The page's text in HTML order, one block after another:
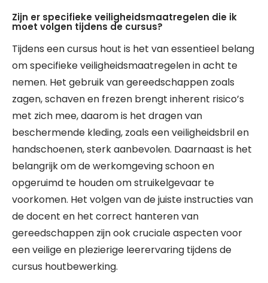
Zijn er specifieke veiligheidsmaatregelen die ik
moet volgen tijdens de cursus?
Tijdens een cursus hout is het van essentieel belang
om specifieke veiligheidsmaatregelen in acht te
nemen. Het gebruik van gereedschappen zoals
zagen, schaven en frezen brengt inherent risico’s
met zich mee, daarom is het dragen van
beschermende kleding, zoals een veiligheidsbril en
handschoenen, sterk aanbevolen. Daarnaast is het
belangrijk om de werkomgeving schoon en
opgeruimd te houden om struikelgevaar te
voorkomen. Het volgen van de juiste instructies van
de docent en het correct hanteren van
gereedschappen zijn ook cruciale aspecten voor
een veilige en plezierige leerervaring tijdens de
cursus houtbewerking.